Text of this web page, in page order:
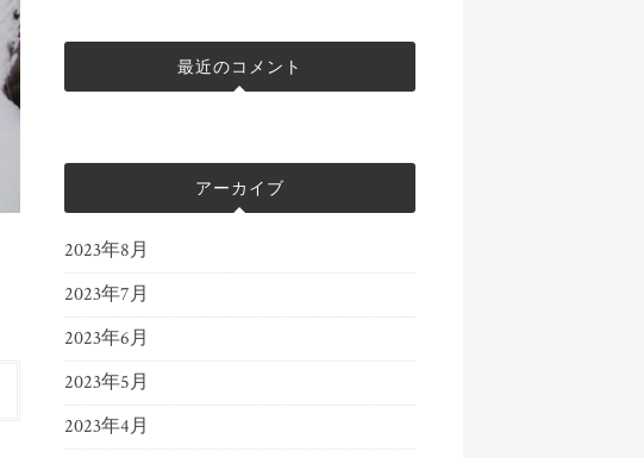
最近のコメント
アーカイブ
2023年8月
2023年7月
2023年6月
2023年5月
2023年4月